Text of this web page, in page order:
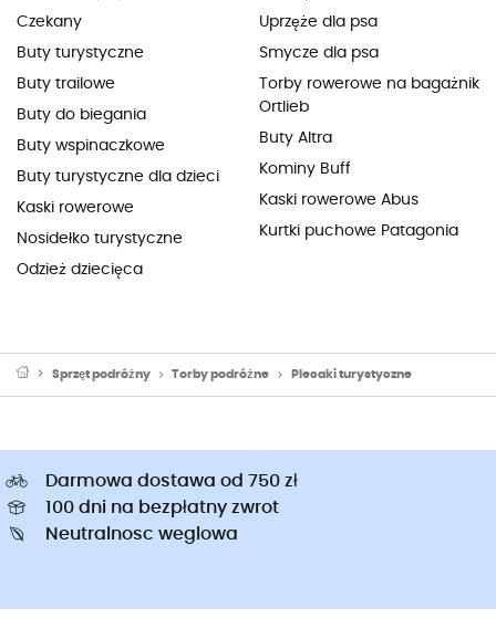
Czekany
Buty turystyczne
Buty trailowe
Buty do biegania
Buty wspinaczkowe
Buty turystyczne dla dzieci
Kaski rowerowe
Nosidełko turystyczne
Odzież dziecięca
Uprzęże dla psa
Smycze dla psa
Torby rowerowe na bagażnik
Ortlieb
Buty Altra
Kominy Buff
Kaski rowerowe Abus
Kurtki puchowe Patagonia
Sprzęt podróżny Torby podróżne Plecaki turystyczne
Darmowa dostawa od 750 zł
100 dni na bezpłatny zwrot
Neutralnosc weglowa